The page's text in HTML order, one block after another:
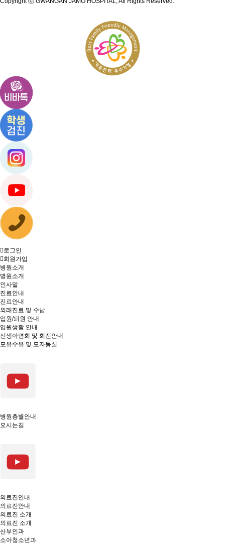
로그인
회원가입
병원소개
병원소개
인사말
진료안내
진료안내
외래진료 및 수납
입원/퇴원 안내
입원생활 안내
신생아면회 및 회진안내
모유수유 및 모자동실
병원층별안내
오시는길
의료진안내
의료진안내
의료진 소개
의료진 소개
산부인과
소아청소년과